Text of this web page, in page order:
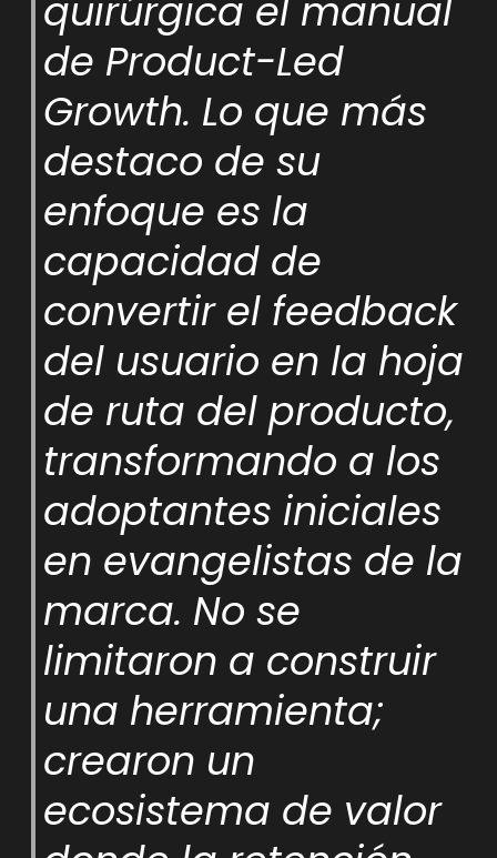
quirúrgica el manual
de Product-Led
Growth. Lo que más
destaco de su
enfoque es la
capacidad de
convertir el feedback
del usuario en la hoja
de ruta del producto,
transformando a los
adoptantes iniciales
en evangelistas de la
marca. No se
limitaron a construir
una herramienta;
crearon un
ecosistema de valor